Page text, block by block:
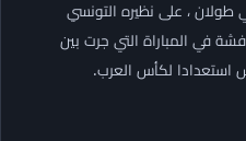
طولان ، على نظيره التونسي
في المباراة التي جرت بين
استعدادا لكأس العرب.